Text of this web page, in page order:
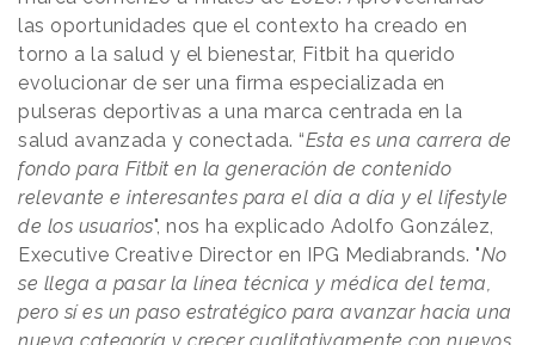
las oportunidades que el contexto ha creado en
torno a la salud y el bienestar, Fitbit ha querido
evolucionar de ser una firma especializada en
pulseras deportivas a una marca centrada en la
salud avanzada y conectada. “Esta es una carrera de
fondo para Fitbit en la generación de contenido
relevante e interesantes para el día a día y el lifestyle
de los usuarios", nos ha explicado Adolfo González,
Executive Creative Director en IPG Mediabrands. "No
se llega a pasar la línea técnica y médica del tema,
pero sí es un paso estratégico para avanzar hacia una
nueva categoría y crecer cualitativamente con nuevos